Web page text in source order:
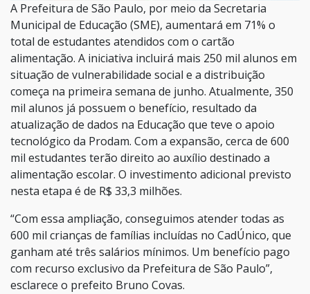
A Prefeitura de São Paulo, por meio da Secretaria
Municipal de Educação (SME), aumentará em 71% o
total de estudantes atendidos com o cartão
alimentação. A iniciativa incluirá mais 250 mil alunos em
situação de vulnerabilidade social e a distribuição
começa na primeira semana de junho. Atualmente, 350
mil alunos já possuem o benefício, resultado da
atualização de dados na Educação que teve o apoio
tecnológico da Prodam. Com a expansão, cerca de 600
mil estudantes terão direito ao auxílio destinado a
alimentação escolar. O investimento adicional previsto
nesta etapa é de R$ 33,3 milhões.
“Com essa ampliação, conseguimos atender todas as
600 mil crianças de famílias incluídas no CadÚnico, que
ganham até três salários mínimos. Um benefício pago
com recurso exclusivo da Prefeitura de São Paulo”,
esclarece o prefeito Bruno Covas.